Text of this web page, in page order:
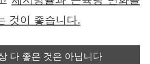
것이 좋습니다.
다 좋은 것은 아닙니다